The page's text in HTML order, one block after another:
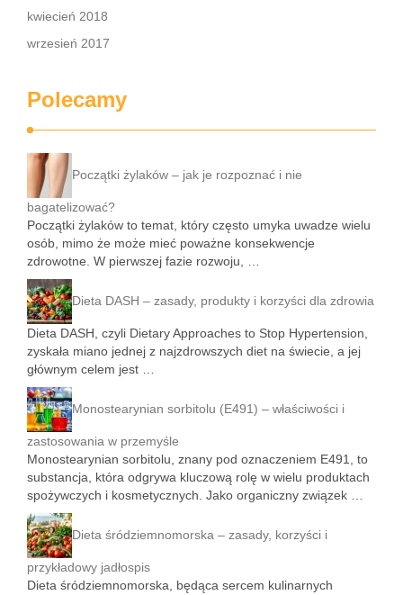
kwiecień 2018
wrzesień 2017
Polecamy
Początki żylaków – jak je rozpoznać i nie
bagatelizować?
Początki żylaków to temat, który często umyka uwadze wielu
osób, mimo że może mieć poważne konsekwencje
zdrowotne. W pierwszej fazie rozwoju, …
Dieta DASH – zasady, produkty i korzyści dla zdrowia
Dieta DASH, czyli Dietary Approaches to Stop Hypertension,
zyskała miano jednej z najzdrowszych diet na świecie, a jej
głównym celem jest …
Monostearynian sorbitolu (E491) – właściwości i
zastosowania w przemyśle
Monostearynian sorbitolu, znany pod oznaczeniem E491, to
substancja, która odgrywa kluczową rolę w wielu produktach
spożywczych i kosmetycznych. Jako organiczny związek …
Dieta śródziemnomorska – zasady, korzyści i
przykładowy jadłospis
Dieta śródziemnomorska, będąca sercem kulinarnych